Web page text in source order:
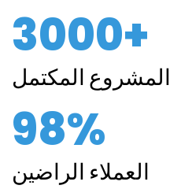
3000+
المشروع المكتمل
98%
العملاء الراضين